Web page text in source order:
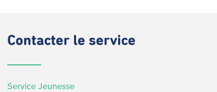
Contacter le service
Service Jeunesse